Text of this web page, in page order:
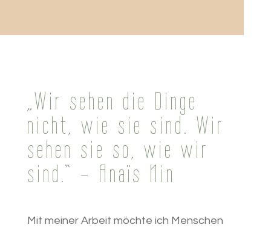
„Wir sehen die Dinge
nicht, wie sie sind. Wir
sehen sie so, wie wir
sind.“ – Anaïs Nin
Mit meiner Arbeit möchte ich Menschen